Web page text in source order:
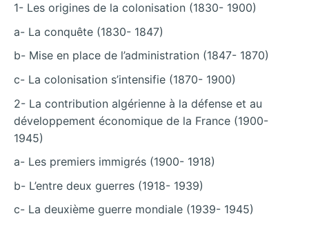
1- Les origines de la colonisation (1830- 1900)
a- La conquête (1830- 1847)
b- Mise en place de l’administration (1847- 1870)
c- La colonisation s’intensifie (1870- 1900)
2- La contribution algérienne à la défense et au
développement économique de la France (1900-
1945)
a- Les premiers immigrés (1900- 1918)
b- L’entre deux guerres (1918- 1939)
c- La deuxième guerre mondiale (1939- 1945)